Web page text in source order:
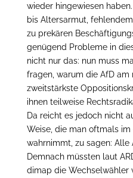
wieder hingewiesen
bis Altersarmut,
zu prekären
genügend Probleme in
nicht nur das: nun muss
fragen, warum die AfD am
zweitstärkste
ihnen teilweise
Da reicht es jedoch nicht
Weise, die man oftmals im
wahrnimmt, zu sagen: Alle
Demnach müssten laut
dimap die Wechselwähler